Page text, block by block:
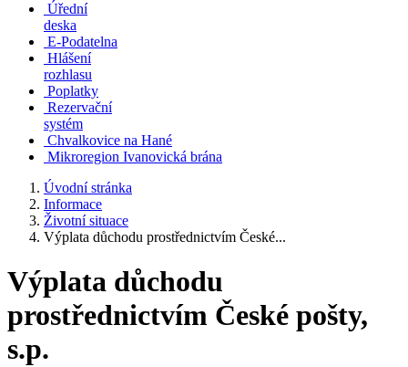
Úřední
deska
E-Podatelna
Hlášení
rozhlasu
Poplatky
Rezervační
systém
Chvalkovice na Hané
Mikroregion Ivanovická brána
Úvodní stránka
Informace
Životní situace
Výplata důchodu prostřednictvím České...
Výplata důchodu
prostřednictvím České pošty,
s.p.